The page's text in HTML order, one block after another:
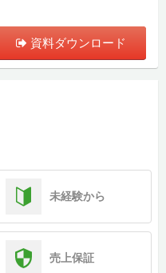
資料ダウンロード
未経験から
売上保証